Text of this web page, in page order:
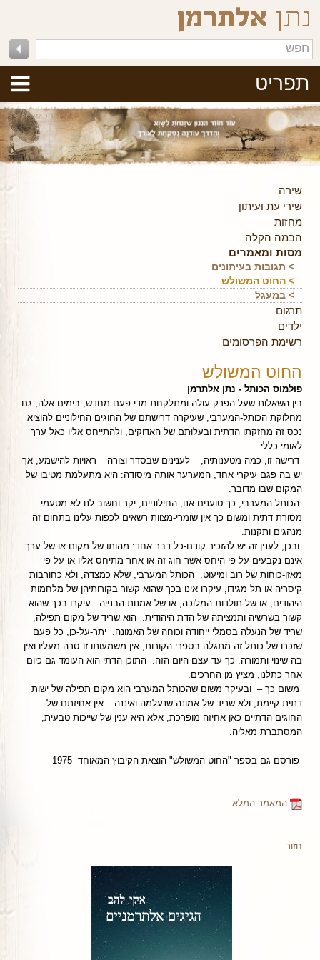
תפריט
שירה
שירי עת ועיתון
מחזות
הבמה הקלה
מסות ומאמרים
> תגובות בעיתונים
> החוט המשולש
> במעגל
תרגום
ילדים
רשימת הפרסומים
החוט המשולש
פולמוס הכותל - נתן אלתרמן
בין השאלות שעל הפרק עולה ומתלקחת מדי פעם מחדש, בימים אלה, גם
מחלוקת הכותל-המערבי, שעיקרה דרישתם של החוגים החילוניים להוציא
נכס זה מחזקתו הדתית ובעלוּתם של האדוקים, ולהתייחס אליו כאל ערך
לאומי כללי.
דרישה זו, כמה מטענותיה, – לענינים שבסדר וצורה – ראויות להישמע, אך
יש בה פגם עיקרי אחד, המערער אותה מיסודה: היא מתעלמת מטיבו של
המקום שבו מדוּבּר.
הכותל המערבי, כך טוענים אנו, החילוניים, יקר וחשוב לנו לא מטעמי
מסורת דתית ומשום כך אין שומרי-מצוות רשאים לכפות עלינו בתחום זה
מנהגים ותקנות.
ובכן, לענין זה יש להזכיר קודם-כל דבר אחד: מהותו של מקום או של ערך
אינם נקבעים על-פי היחס אשר חוג זה או אחר מתיחס אליו או על-פי
מאזן-כוחות של רוב ומיעוט. הכותל המערבי, שלא כמצדה, ולא כחורבות
קיסריה או תל מגידו, עיקרו אינו בכך שהוא קשור בקורותיהן של מלחמות
היהודים, או של תולדות המלוכה, או של אמנות הבנייה. עיקרו בכך שהוא
קשור בשרשיה ותמציתה של הדת היהודית. הוא שריד של מקום תפילה,
שריד של הנעלה בסמלי ייחודה וכוחה של האמונה. יתר-על-כן, כל פעם
שזכרו של כותל זה מתגלה בספרי הקורות, אין משמעותו זו סרה מעליו ואין
בה שינוי ותמורה. כך עד עצם היום הזה. התוכן הדתי הוא העומד גם כיום
אחר כתלנו, מציץ מן החרכים.
משום כך – ובעיקר משום שהכותל המערבי הוא מקום תפילה של ישוּת
דתית קיימת, ולא שריד של אמונה שנעלמה ואיננה – אין אחיזתם של
החוגים הדתיים כאן אחיזה מופרכת, אלא היא ענין של שייכות טבעית,
המסתברת מאליה.
פורסם גם בספר "החוט המשולש" הוצאת הקיבוץ המאוחד 1975
המאמר המלא
חזור